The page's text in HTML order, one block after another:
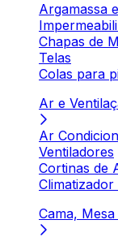
Argamassa
Chapas de
Telas
Colas para
Ar e
Ar
Ventiladores
Cortinas de
Cama,